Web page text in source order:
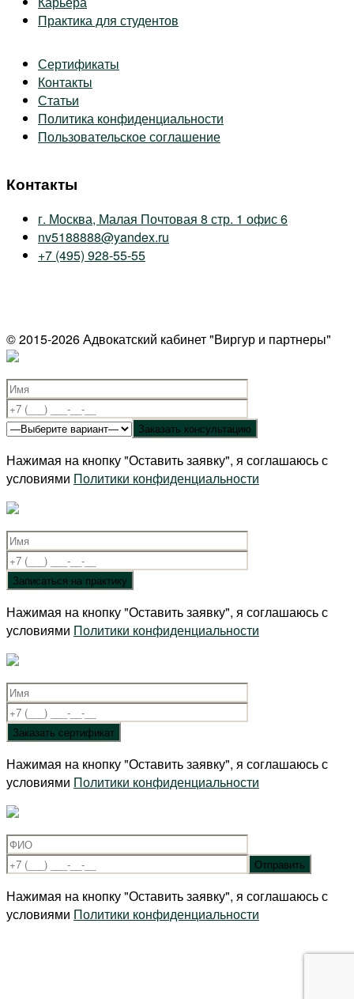
Практика для студентов
Сертификаты
Контакты
Статьи
Политика конфиденциальности
Пользовательское соглашение
Контакты
г. Москва, Малая Почтовая 8 стр. 1 офис 6
nv5188888@yandex.ru
+7 (495) 928-55-55
© 2015-2026 Адвокатский кабинет "Виргур и партнеры"
Нажимая на кнопку "Оставить заявку", я соглашаюсь с
условиями Политики конфиденциальности
Нажимая на кнопку "Оставить заявку", я соглашаюсь с
условиями Политики конфиденциальности
Нажимая на кнопку "Оставить заявку", я соглашаюсь с
условиями Политики конфиденциальности
Нажимая на кнопку "Оставить заявку", я соглашаюсь с
условиями Политики конфиденциальности